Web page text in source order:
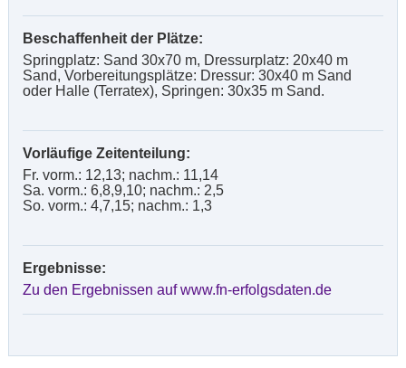
Beschaffenheit der Plätze:
Springplatz: Sand 30x70 m, Dressurplatz: 20x40 m
Sand, Vorbereitungsplätze: Dressur: 30x40 m Sand
oder Halle (Terratex), Springen: 30x35 m Sand.
Vorläufige Zeitenteilung:
Fr. vorm.: 12,13; nachm.: 11,14
Sa. vorm.: 6,8,9,10; nachm.: 2,5
So. vorm.: 4,7,15; nachm.: 1,3
Ergebnisse:
Zu den Ergebnissen auf www.fn-erfolgsdaten.de